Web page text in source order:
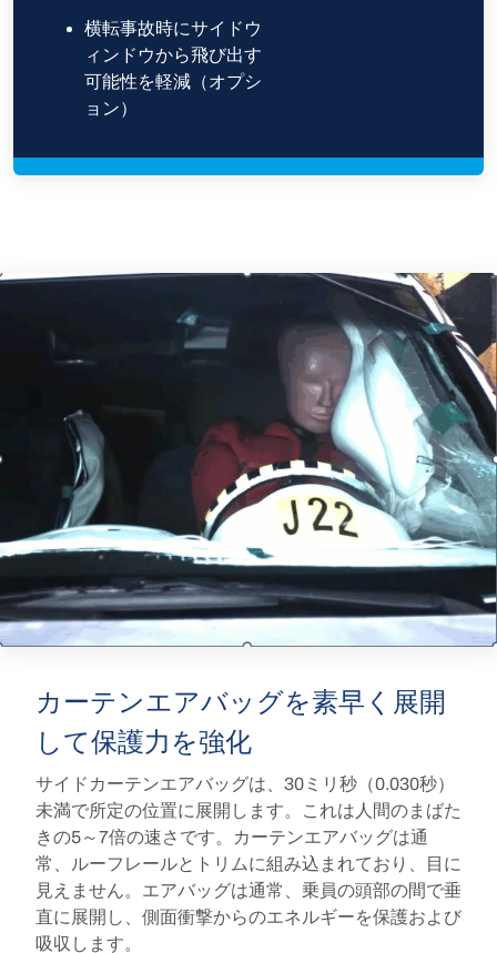
横転事故時にサイドウ
ィンドウから飛び出す
可能性を軽減（オプシ
ョン）
カーテンエアバッグを素早く展開
して保護力を強化
サイドカーテンエアバッグは、30ミリ秒（0.030秒）
未満で所定の位置に展開します。これは人間のまばた
きの5～7倍の速さです。カーテンエアバッグは通
常、ルーフレールとトリムに組み込まれており、目に
見えません。エアバッグは通常、乗員の頭部の間で垂
直に展開し、側面衝撃からのエネルギーを保護および
吸収します。